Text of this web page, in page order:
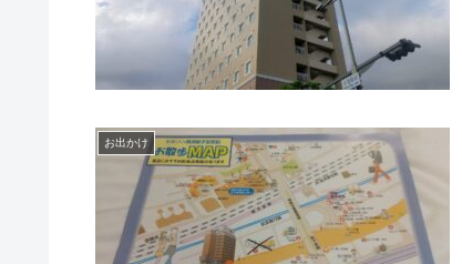
お出かけ